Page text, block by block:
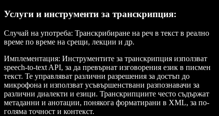
Услуги и инструменти за транскрипция:
Случай на употреба: Транскрибиране на реч в текст в реално
време по време на срещи, лекции и др.
Имплементация: Инструментите за транскрипция използват
speech-to-text API, за да превърнат изговорения език в писмен
текст. Те управляват различни разрешения за достъп до
микрофона и използват усъвършенствани разпознавачи за
различни диалекти и езици. Транскрипциите често съдържат
метаданни и анотации, понякога форматирани в XML, за по-
голяма точност и контекст.